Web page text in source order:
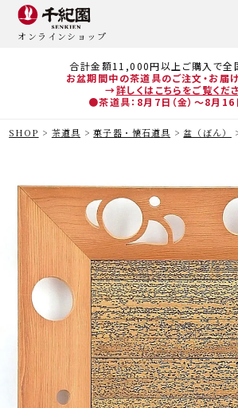
合計金額11,000円以上ご購入で全
お盆期間中の茶道具のご注文・お届
→詳しくはこちらをご覧くだ
●茶道具：8月7日（金）～8月16
オンラインショップ
SHOP 茶道具 菓子器・懐石道具 盆（ぼん）